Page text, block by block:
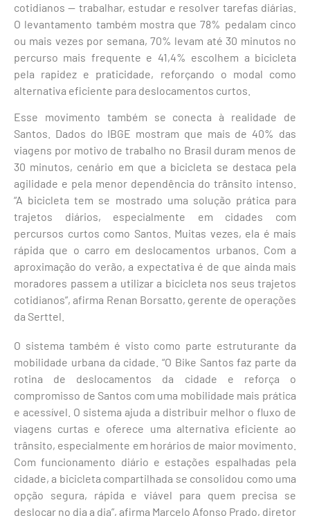
cotidianos — trabalhar, estudar e resolver tarefas diárias.
O levantamento também mostra que 78% pedalam cinco
ou mais vezes por semana, 70% levam até 30 minutos no
percurso mais frequente e 41,4% escolhem a bicicleta
pela rapidez e praticidade, reforçando o modal como
alternativa eficiente para deslocamentos curtos.
Esse movimento também se conecta à realidade de
Santos. Dados do IBGE mostram que mais de 40% das
viagens por motivo de trabalho no Brasil duram menos de
30 minutos, cenário em que a bicicleta se destaca pela
agilidade e pela menor dependência do trânsito intenso.
“A bicicleta tem se mostrado uma solução prática para
trajetos diários, especialmente em cidades com
percursos curtos como Santos. Muitas vezes, ela é mais
rápida que o carro em deslocamentos urbanos. Com a
aproximação do verão, a expectativa é de que ainda mais
moradores passem a utilizar a bicicleta nos seus trajetos
cotidianos”, afirma Renan Borsatto, gerente de operações
da Serttel.
O sistema também é visto como parte estruturante da
mobilidade urbana da cidade. “O Bike Santos faz parte da
rotina de deslocamentos da cidade e reforça o
compromisso de Santos com uma mobilidade mais prática
e acessível. O sistema ajuda a distribuir melhor o fluxo de
viagens curtas e oferece uma alternativa eficiente ao
trânsito, especialmente em horários de maior movimento.
Com funcionamento diário e estações espalhadas pela
cidade, a bicicleta compartilhada se consolidou como uma
opção segura, rápida e viável para quem precisa se
deslocar no dia a dia”, afirma Marcelo Afonso Prado, diretor